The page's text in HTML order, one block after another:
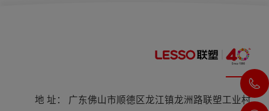
地 址： 广东佛山市顺德区龙江镇龙洲路联塑工业村